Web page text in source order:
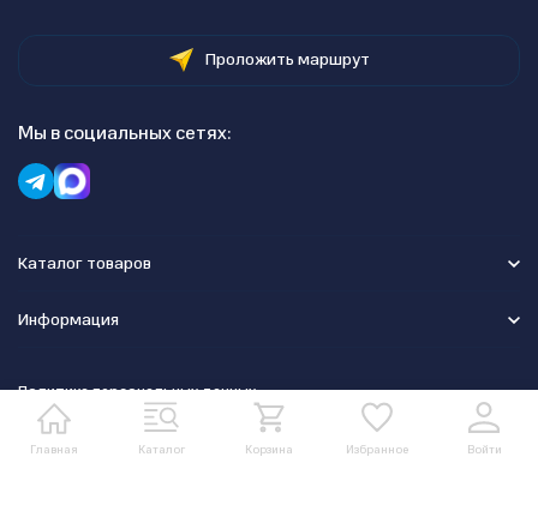
Главная Каталог Корзина Избранное Войти
Проложить маршрут
Мы в социальных сетях:
Каталог товаров
Информация
Политика персональных данных